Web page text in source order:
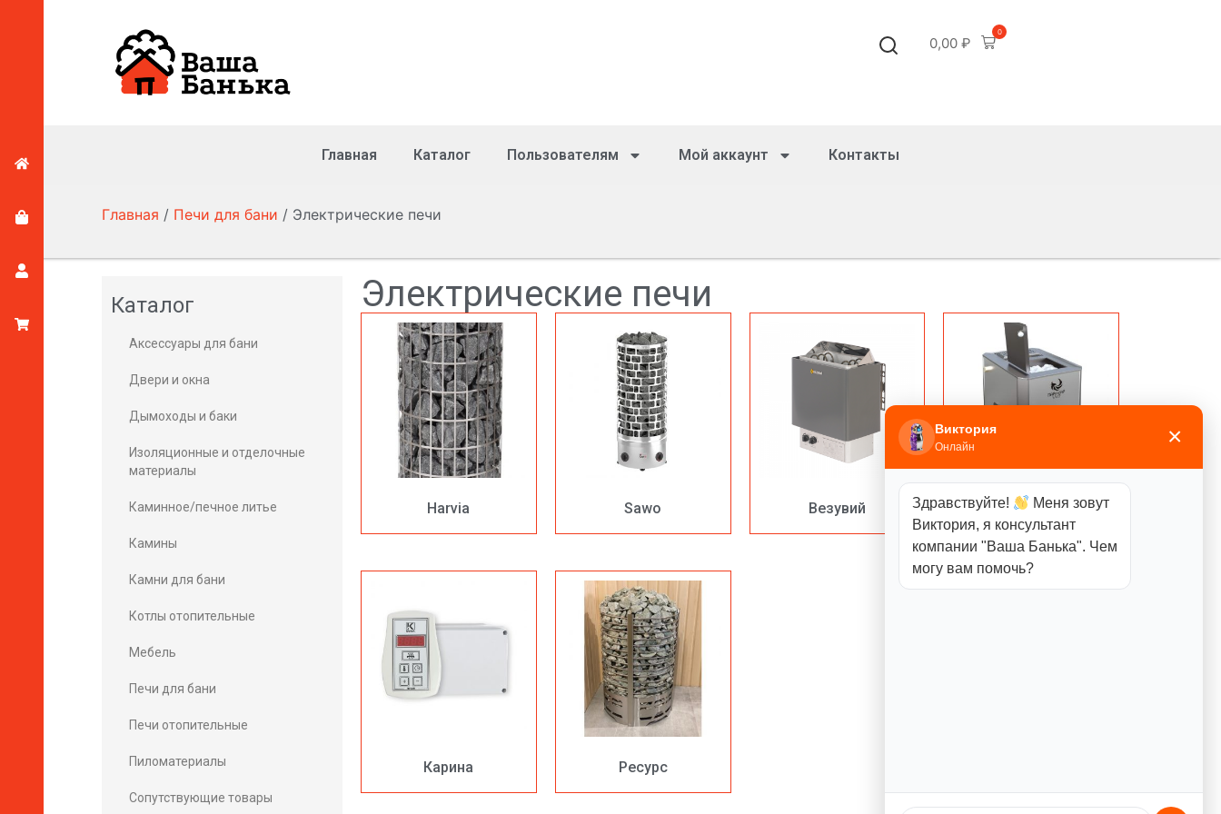
0,00 ₽
0
Главная Каталог Пользователям Мой аккаунт Контакты
Главная / Печи для бани / Электрические печи
Каталог
Аксессуары для бани
Двери и окна
Дымоходы и баки
Изоляционные и отделочные
материалы
Каминное/печное литье
Камины
Камни для бани
Котлы отопительные
Мебель
Печи для бани
Печи отопительные
Пиломатериалы
Сопутствующие товары
Электрические печи
Harvia Sawo Везувий Инжкомцентр ВВД
Карина Ресурс
Виктория
Онлайн ×
Здравствуйте!
Меня зовут
Виктория, я консультант
компании "Ваша Банька". Чем
могу вам помочь?